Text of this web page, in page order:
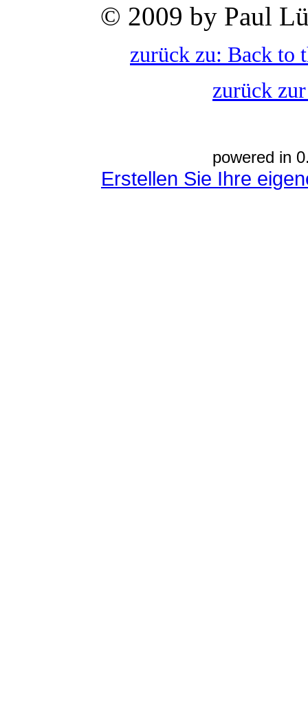
© 2009 by Paul
zurück zu: Back to
zurück
powered in
Erstellen Sie Ihre